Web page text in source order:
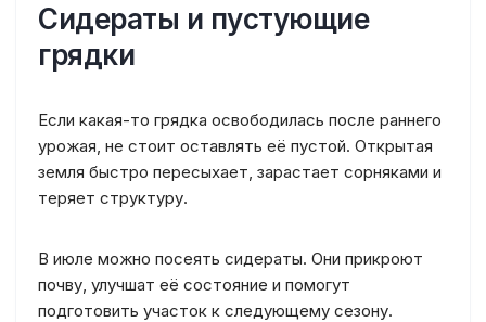
Сидераты и пустующие
грядки
Если какая-то грядка освободилась после раннего
урожая, не стоит оставлять её пустой. Открытая
земля быстро пересыхает, зарастает сорняками и
теряет структуру.
В июле можно посеять сидераты. Они прикроют
почву, улучшат её состояние и помогут
подготовить участок к следующему сезону.